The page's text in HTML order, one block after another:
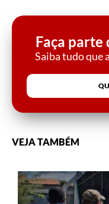
Faça parte
Saiba tudo que
VEJA TAMBÉM